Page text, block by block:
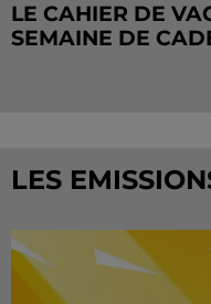
LE CAHIER DE
SEMAINE DE
LES